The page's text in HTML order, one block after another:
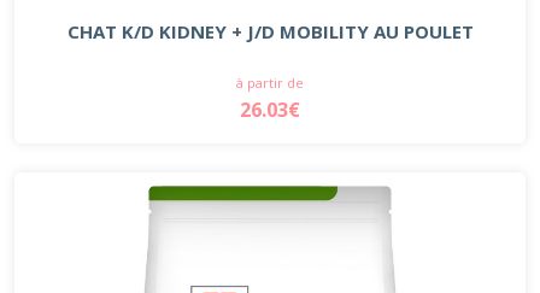
CHAT K/D KIDNEY + J/D MOBILITY AU POULET
à partir de
26.03€